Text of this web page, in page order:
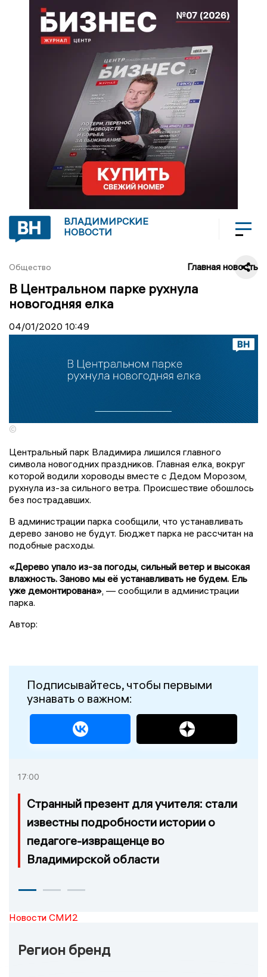
ВЛАДИМИРСКИЕ
НОВОСТИ
Общество Главная новость
В Центральном парке рухнула
новогодняя елка
04/01/2020 10:49
©
Центральный парк Владимира лишился главного
символа новогодних праздников. Главная елка, вокруг
которой водили хороводы вместе с Дедом Морозом,
рухнула из-за сильного ветра. Происшествие обошлось
без пострадавших.
В администрации парка сообщили, что устанавливать
дерево заново не будут. Бюджет парка не рассчитан на
подобные расходы.
«Дерево упало из-за погоды, сильный ветер и высокая
влажность. Заново мы её устанавливать не будем. Ель
уже демонтирована», — сообщили в администрации
парка.
Автор:
Подписывайтесь, чтобы первыми
узнавать о важном:
17:00
Странный презент для учителя: стали
известны подробности истории о
педагоге-извращенце во
Владимирской области
Новости СМИ2
Регион бренд